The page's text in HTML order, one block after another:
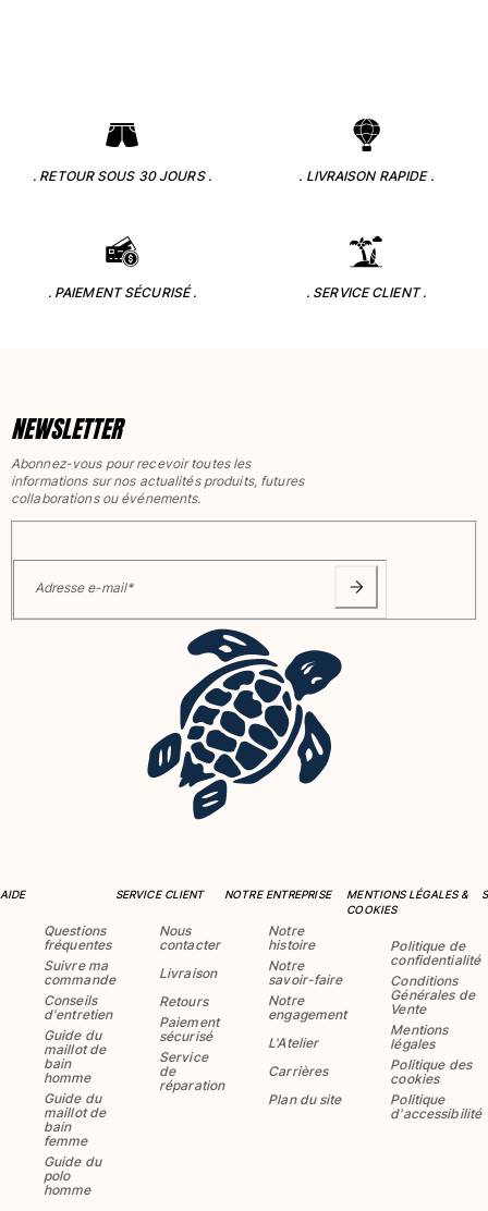
. RETOUR SOUS 30 JOURS . . LIVRAISON RAPIDE .
. PAIEMENT SÉCURISÉ . . SERVICE CLIENT .
NEWSLETTER
Abonnez-vous pour recevoir toutes les
informations sur nos actualités produits, futures
collaborations ou événements.
Adresse e-mail*
AIDE
Questions
fréquentes
Suivre ma
commande
Conseils
d'entretien
Guide du
maillot de
bain
homme
Guide du
maillot de
bain
femme
Guide du
polo
homme
SERVICE CLIENT
Nous
contacter
Livraison
Retours
Paiement
sécurisé
Service
de
réparation
NOTRE ENTREPRISE
Notre
histoire
Notre
savoir-faire
Notre
engagement
L'Atelier
Carrières
Plan du site
MENTIONS LÉGALES &
COOKIES
Politique de
confidentialité
Conditions
Générales de
Vente
Mentions
légales
Politique des
cookies
Politique
d'accessibilité